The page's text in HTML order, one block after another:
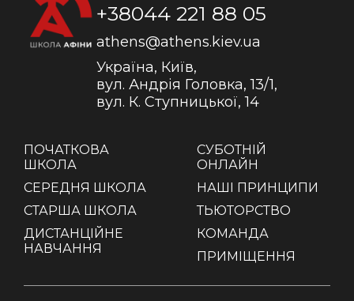
ПОЧАТКОВА
ШКОЛА
СЕРЕДНЯ ШКОЛА
СТАРША ШКОЛА
ДИСТАНЦІЙНЕ
НАВЧАННЯ
СУБОТНІЙ
ОНЛАЙН
НАШІ ПРИНЦИПИ
ТЬЮТОРСТВО
КОМАНДА
ПРИМІЩЕННЯ
+38044 221 88 05
athens@athens.kiev.ua
Україна, Київ,
вул. Андрія Головка, 13/1,
вул. К. Ступницької, 14